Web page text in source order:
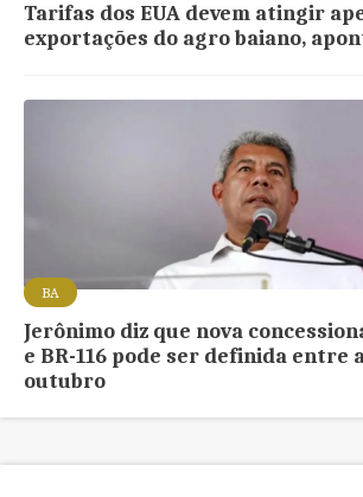
Tarifas dos EUA devem atingir
exportações do agro baiano,
BA
Jerônimo diz que nova
e BR-116 pode ser definida entre
outubro